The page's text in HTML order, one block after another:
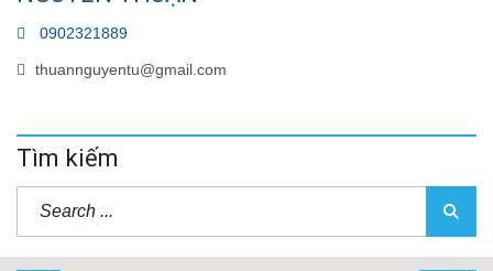
0902321889
thuannguyentu@gmail.com
Tìm kiếm